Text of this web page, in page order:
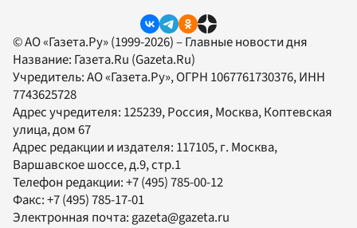
© АО «Газета.Ру» (1999-2026) – Главные новости дня
Название: Газета.Ru (Gazeta.Ru)
Учредитель:АО «Газета.Ру», ОГРН 1067761730376, ИНН
7743625728
Адрес учредителя: 125239, Россия, Москва, Коптевская
улица, дом 67
Адрес редакции и издателя: 117105, г. Москва,
Варшавское шоссе, д.9, стр.1
Телефон редакции:+7 (495) 785-00-12
Факс:+7 (495) 785-17-01
Электронная почта: gazeta@gazeta.ru